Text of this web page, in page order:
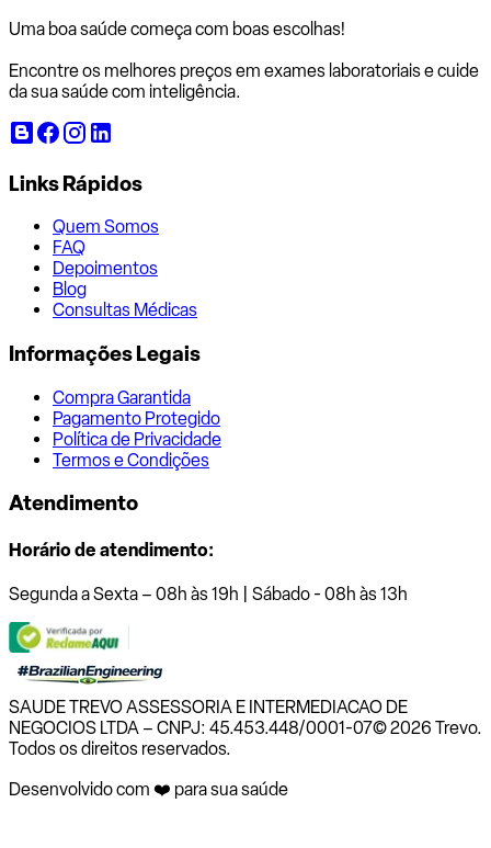
Uma boa saúde começa com boas escolhas!
Encontre os melhores preços em exames laboratoriais e cuide
da sua saúde com inteligência.
Links Rápidos
Quem Somos
FAQ
Depoimentos
Blog
Consultas Médicas
Informações Legais
Compra Garantida
Pagamento Protegido
Política de Privacidade
Termos e Condições
Atendimento
Horário de atendimento:
Segunda a Sexta – 08h às 19h | Sábado - 08h às 13h
SAUDE TREVO ASSESSORIA E INTERMEDIACAO DE
NEGOCIOS LTDA – CNPJ: 45.453.448/0001-07© 2026 Trevo.
Todos os direitos reservados.
Desenvolvido com ❤️ para sua saúde